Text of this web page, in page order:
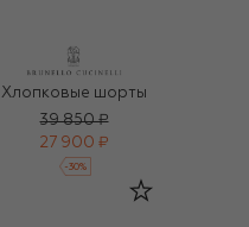
Хлопковые шорты
39 850 ₽
27 900 ₽
-30%